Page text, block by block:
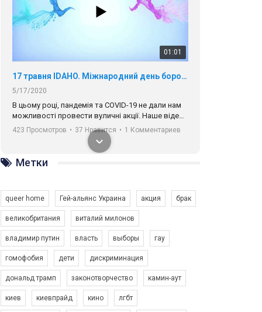
01:01
17 травня IDAHO. Міжнародний день боротьби з гомофобією трансфобією і біфобія.
5/17/2020
В цьому році, пандемія та COVІD-19 не дали нам
можливості провести вуличні акції. Наше відео-
звернення про те, що навіть коли ми у різних
містах та не можемо зустрінеться, ми разом. Ми
закликаємо всіх хто поділяє цінності рівності та
солідарності, приєднатися до нас. Регіональні
підрозділи ГАУ є в 16 областях України.
423 Просмотров • 37 Нравится • 1 Комментариев
Зупинимо насильство проти ЛГБТ в Україні! Stop violence against LGBT in Ukraine!
Емоційний та вражаючий промо-ролік на
Метки
queer home Гей-альянс Украина акция брак
великобритания виталий милонов
владимир путин власть выборы гау
гомофобия дети дискриминация
дональд трамп законотворчество камин-аут
киев киевпрайд кино лгбт